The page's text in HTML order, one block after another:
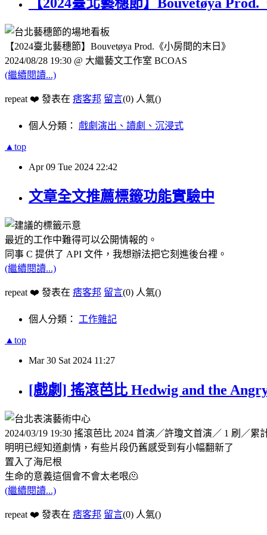
【2024臺北藝穗節】Bouvetøya Prod.
【2024臺北藝穗節】Bouvetøya Prod.《小房間的末日》
2024/08/28 19:30 @ 大繼藝文工作室 BCOAS
(繼續閱讀...)
repeat ❤️ 發表在 痞客邦 留言(0) 人氣()
個人分類： 戲劇演出、讀劇、沉浸式
▲top
Apr 09 Tue 2024 22:42
文章全文推薦標籤功能實驗中
最近的工作中難得可以公開情報的。
同事 C 提供了 API 文件，我想辦法把它刻進後台裡。
(繼續閱讀...)
repeat ❤️ 發表在 痞客邦 留言(0) 人氣()
個人分類： 工作雜記
▲top
Mar 30 Sat 2024 11:27
[戲劇] 搖滾芭比 Hedwig and the
2024/03/19 19:30 搖滾芭比 2024 首演／許瓊文首演／ 1 刷／累
明明已經知道劇情，有些片段仍舊感受到有小幅翻新了
置入了海尼根
生命的意義這個會不會太老哏🫠
(繼續閱讀...)
repeat ❤️ 發表在 痞客邦 留言(0) 人氣()